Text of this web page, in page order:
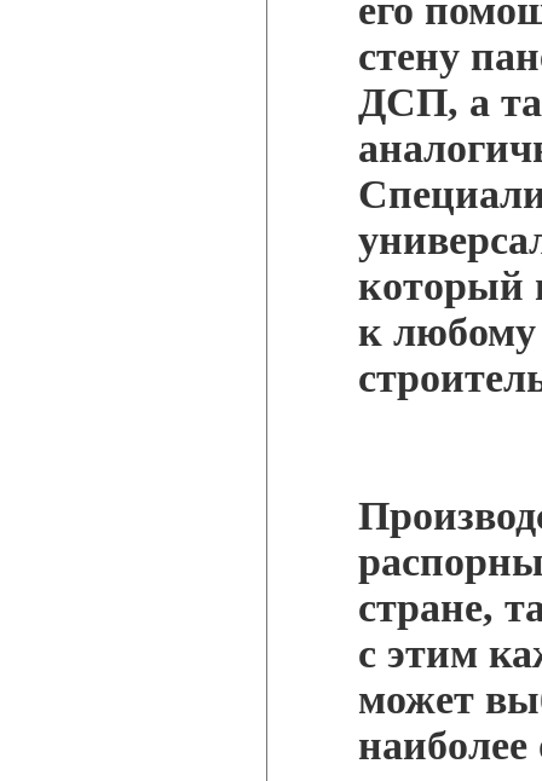
его
стену
ДСП, а
который
к любому
стране,
с этим
может